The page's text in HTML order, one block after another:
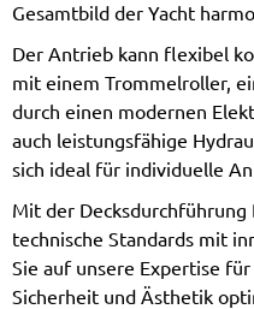
Gesamtbild der Yacht
Der Antrieb kann flexibel
mit einem Trommelroller,
durch einen modernen
auch leistungsfähige
sich ideal für individuelle
Mit der Decksdurchführung
technische Standards mit
Sie auf unsere Expertise
Sicherheit und Ästhetik